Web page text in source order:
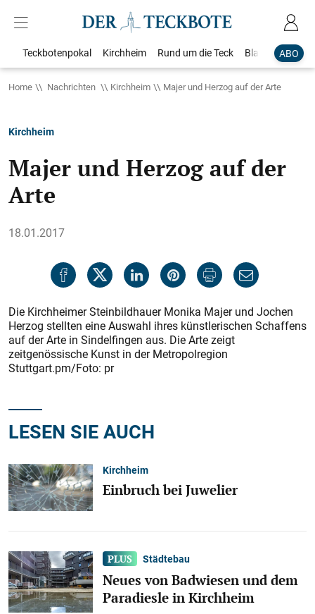
ABO
Teckbotenpokal Kirchheim Rund um die Teck Blaulicht
Home Nachrichten Kirchheim Majer und Herzog auf der Arte
Kirchheim
Majer und Herzog auf der
Arte
18.01.2017
Die Kirchheimer Steinbildhauer Monika Majer und Jochen
Herzog stellten eine Auswahl ihres künstlerischen Schaffens
auf der Arte in Sindelfingen aus. Die Arte zeigt
zeitgenössische Kunst in der Metropolregion
Stuttgart.pm/Foto: pr
LESEN SIE AUCH
Kirchheim
Einbruch bei Juwelier
Städtebau
Neues von Badwiesen und dem
Paradiesle in Kirchheim